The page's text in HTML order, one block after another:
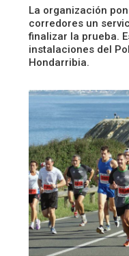
La organización
corredores un
finalizar la prueba.
instalaciones del
Hondarribia.